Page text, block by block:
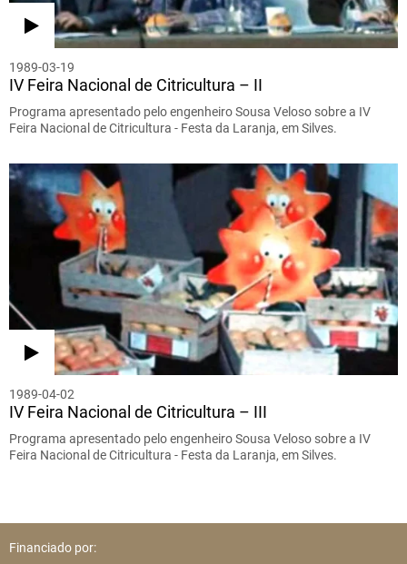
1989-03-19
IV Feira Nacional de Citricultura – II
Programa apresentado pelo engenheiro Sousa Veloso sobre a IV
Feira Nacional de Citricultura - Festa da Laranja, em Silves.
1989-04-02
IV Feira Nacional de Citricultura – III
Programa apresentado pelo engenheiro Sousa Veloso sobre a IV
Feira Nacional de Citricultura - Festa da Laranja, em Silves.
Financiado por: